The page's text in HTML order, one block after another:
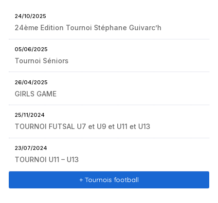
24/10/2025
24ème Edition Tournoi Stéphane Guivarc’h
05/06/2025
Tournoi Séniors
26/04/2025
GIRLS GAME
25/11/2024
TOURNOI FUTSAL U7 et U9 et U11 et U13
23/07/2024
TOURNOI U11 – U13
+ Tournois football